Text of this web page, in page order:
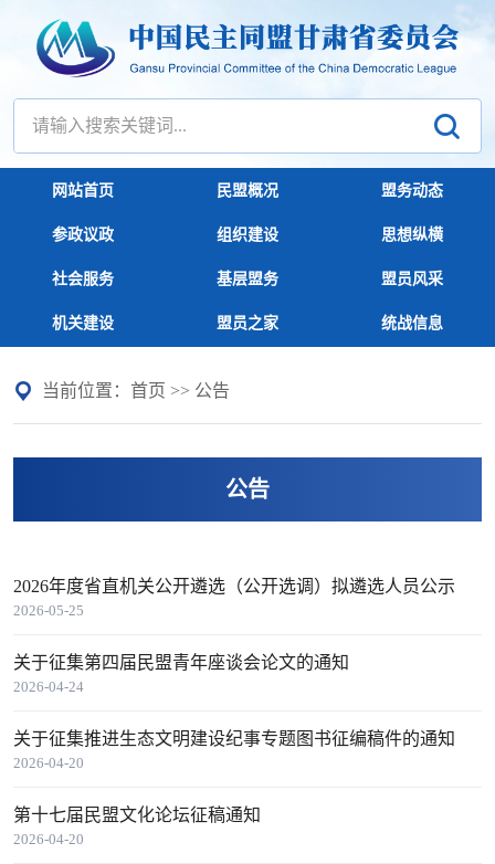
网站首页 民盟概况 盟务动态
参政议政 组织建设 思想纵横
社会服务 基层盟务 盟员风采
机关建设 盟员之家 统战信息
当前位置： 首页 >> 公告
公告
2026-05-25
2026年度省直机关公开遴选（公开选调）拟遴选人员公示
2026-04-24
关于征集第四届民盟青年座谈会论文的通知
2026-04-20
关于征集推进生态文明建设纪事专题图书征编稿件的通知
2026-04-20
第十七届民盟文化论坛征稿通知